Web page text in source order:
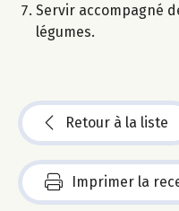
Servir accompagné
légumes.
Retour à la liste
Imprimer la